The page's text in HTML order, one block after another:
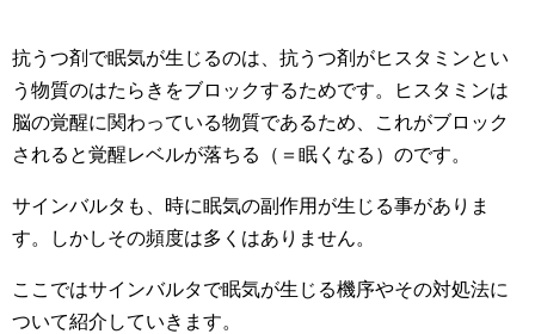
抗うつ剤で眠気が生じるのは、抗うつ剤がヒスタミンとい
う物質のはたらきをブロックするためです。ヒスタミンは
脳の覚醒に関わっている物質であるため、これがブロック
されると覚醒レベルが落ちる（＝眠くなる）のです。
サインバルタも、時に眠気の副作用が生じる事がありま
す。しかしその頻度は多くはありません。
ここではサインバルタで眠気が生じる機序やその対処法に
ついて紹介していきます。